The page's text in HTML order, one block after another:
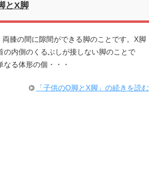
とX脚
膝の間に隙間ができる脚のことです。X脚
の内側のくるぶしが接しない脚のことで
る体形の個・・・
「子供のO脚とX脚」の続きを読む